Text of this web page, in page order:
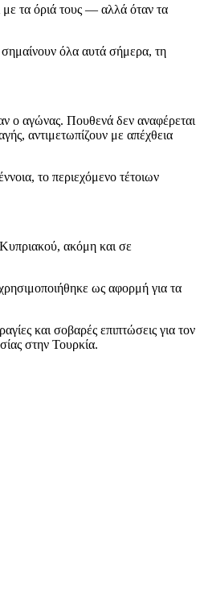
με τα όριά τους — αλλά όταν τα
σημαίνουν όλα αυτά σήμερα, τη
ο αγώνας. Πουθενά δεν αναφέρεται
αντιμετωπίζουν με απέχθεια
το περιεχόμενο τέτοιων
ακόμη και σε
ως αφορμή για τα
και σοβαρές επιπτώσεις για τον
στην Τουρκία.